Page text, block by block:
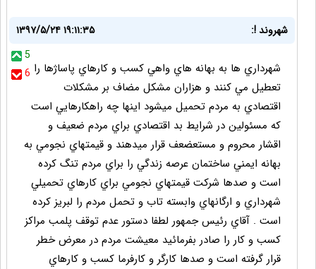
شهروند !:
۱۳۹۷/۵/۲۴ ۱۹:۱۱:۳۵
5
6 شهرداري ها به بهانه هاي واهي كسب و كارهاي پاساژها را
تعطيل مي كنند و هزاران مشكل مضاف بر مشكلات
اقتصادي به مردم تحميل ميشود اينها چه راهكارهايي است
كه مسئولين در شرايط بد اقتصادي براي مردم ضعيف و
اقشار محروم و مستعضعف قرار ميدهند و قيمتهاي نجومي به
بهانه ايمني ساختمان عرصه زندگي را براي مردم تنگ كرده
است و صدها شركت قيمتهاي نجومي براي كارهاي تحميلي
شهرداري و ارگانهاي وابسته تاب و تحمل مردم را لبريز كرده
است . آقاي رئيس جمهور لطفا دستور عدم توقف پلمب مراكز
كسب و كار را صادر بفرمائيد معيشت مردم در معرض خطر
قرار گرفته است و صدها كارگر و كارفرما كسب و كارهاي